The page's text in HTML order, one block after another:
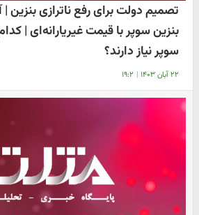
تصمیم دولت برای رفع ناترازی بنزین
بنزین سوپر با قیمت غیریارانه‌ای |
سوپر نیاز دارند؟
۲۲ آبان ۱۴۰۳ | ۱۹:۲